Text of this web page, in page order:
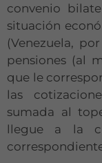
convenio
situación
(Venezuela,
pensiones (al
que le
las
sumada al
llegue a la